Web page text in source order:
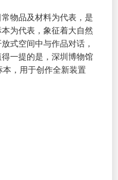
物品及材料为代表，是
为代表，象征着大自然
式空间中与作品对话，
一提的是，深圳博物馆
，用于创作全新装置